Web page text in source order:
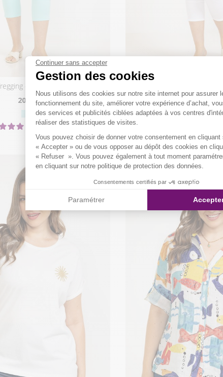
Continuer sans accepter
Gestion des cookies
Plateforme de Gestion du
Nous utilisons des cookies sur notre site internet pour assurer
fonctionnement du site, améliorer votre expérience d’achat,
des services et publicités ciblées adaptées à vos centres
réaliser des statistiques de visites.
Vous pouvez choisir de donner votre consentement en cliquant
« Accepter » ou de vous opposer au dépôt des cookies en
« Refuser ». Vous pouvez également à tout moment
en cliquant sur notre politique de protection des données.
Consentements certifiés par
Paramétrer
tregging court uni
20
5- 1avis
25 €